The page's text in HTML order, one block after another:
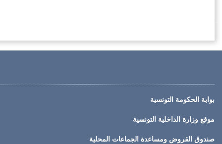
بوابة الحكومة التونسية
موقع وزارة الداخلية التونسية
صندوق القروض ومساعدة الجماعات المحلية